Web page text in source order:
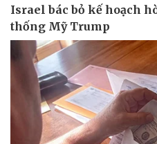
Thể thao
Bóng đá
Lịch thi đấu bóng đá
Thế giới thể thao
eSports
Hậu trường